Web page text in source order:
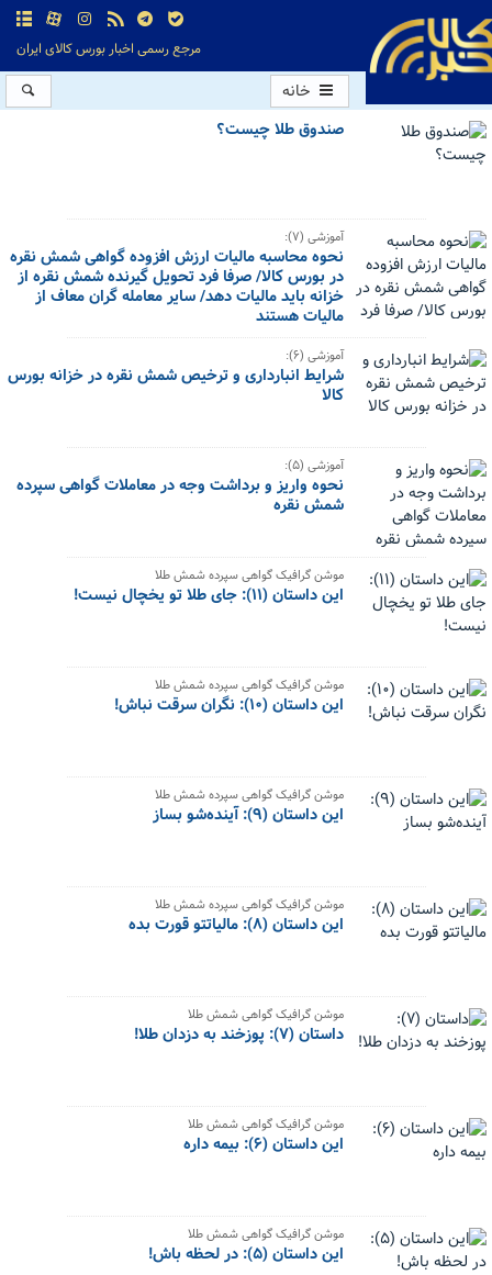
مرجع رسمی اخبار بورس کالای ایران
خانه
صندوق طلا چیست؟
آموزشی (۷):
نحوه محاسبه مالیات ارزش افزوده گواهی شمش نقره
در بورس کالا/ صرفا فرد تحویل گیرنده شمش نقره از
خزانه باید مالیات دهد/ سایر معامله گران معاف از
مالیات هستند
آموزشی (۶):
شرایط انبارداری و ترخیص شمش نقره در خزانه بورس
کالا
آموزشی (۵):
نحوه واریز و برداشت وجه در معاملات گواهی سپرده
شمش نقره
موشن گرافیک گواهی سپرده شمش طلا
این داستان (۱۱): جای طلا تو یخچال نیست!
موشن گرافیک گواهی سپرده شمش طلا
این داستان (۱۰): نگران سرقت نباش!
موشن گرافیک گواهی سپرده شمش طلا
این داستان (۹): آینده‌شو بساز
موشن گرافیک گواهی سپرده شمش طلا
این داستان (۸): مالیاتتو قورت بده
موشن گرافیک گواهی شمش طلا
داستان (۷): پوزخند به دزدان طلا!
موشن گرافیک گواهی شمش طلا
این داستان (۶): بیمه داره
موشن گرافیک گواهی شمش طلا
این داستان (۵): در لحظه باش!